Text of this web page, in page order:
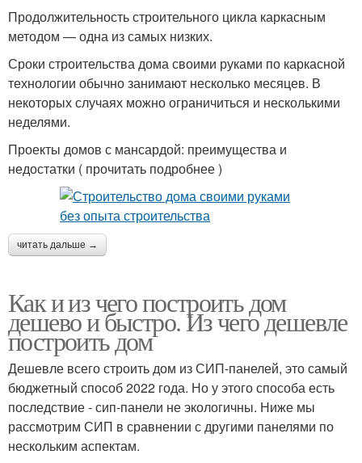
Продолжительность строительного цикла каркасным
методом — одна из самых низких.
Сроки строительства дома своими руками по каркасной
технологии обычно занимают несколько месяцев. В
некоторых случаях можно ограничиться и несколькими
неделями.
Проекты домов с мансардой: преимущества и
недостатки ( прочитать подробнее )
читать дальше →
Как и из чего построить дом
дешево и быстро. Из чего дешевле
построить дом
Дешевле всего строить дом из СИП-панелей, это самый
бюджетный способ 2022 года. Но у этого способа есть
последствие - сип-панели не экологичны. Ниже мы
рассмотрим СИП в сравнении с другими панелями по
нескольким аспектам.